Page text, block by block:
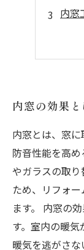
内窓
内
内窓の効果と
内窓とは、窓
防音性能を高
やガラスの取
ため、リフォ
ます。 内窓の
す。室内の暖
暖気を逃がさ